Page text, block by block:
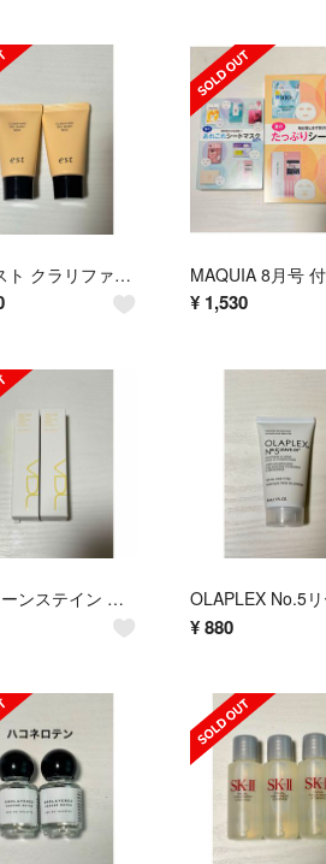
est エスト クラリファイイング ジェルウォッシュ MED 2本
¥ 1,530
VDL トーンステイン カラーコレクティングプライマー 04 2本
¥880